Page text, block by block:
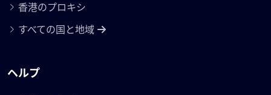
香港のプロキシ
すべての国と地域
ヘルプ